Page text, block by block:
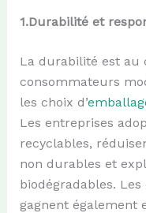
1.Durabilité et r
La durabilité est au
consommateurs
les choix d’
Les entreprises
recyclables,
non durables et
biodégradables.
gagnent également